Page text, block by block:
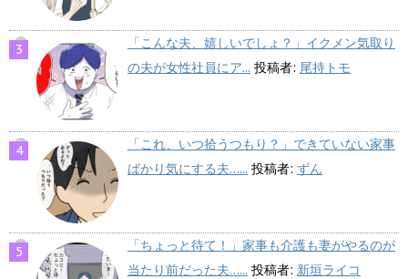
「こんな夫、嬉しいでしょ？」イクメン気取り
の夫が女性社員にア... 投稿者: 尾持トモ
「これ、いつ拾うつもり？」できていない家事
ばかり気にする夫…... 投稿者: ずん
「ちょっと待て！」家事も介護も妻がやるのが
当たり前だった夫…... 投稿者: 新垣ライコ